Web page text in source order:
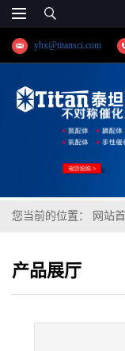
yhx@titansci.com
您当前的位置： 网站
产品展厅